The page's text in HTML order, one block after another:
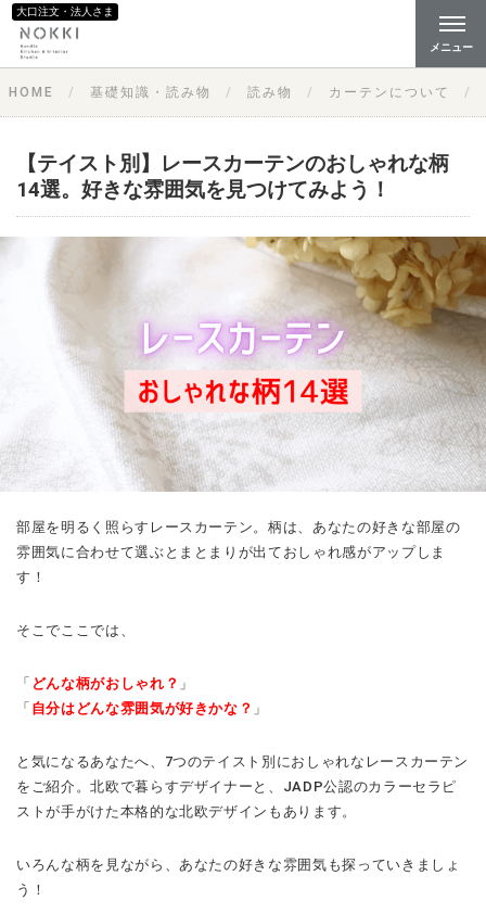
大口注文・法人さま
メニュー
HOME 基礎知識・読み物 読み物 カーテンについて
【テイスト別】レースカーテンのおしゃれな柄
14選。好きな雰囲気を見つけてみよう！
部屋を明るく照らすレースカーテン。柄は、あなたの好きな部屋の
雰囲気に合わせて選ぶとまとまりが出ておしゃれ感がアップしま
す！
そこでここでは、
「 どんな柄がおしゃれ？ 」
「 自分はどんな雰囲気が好きかな？ 」
と気になるあなたへ、7つのテイスト別におしゃれなレースカーテン
をご紹介。北欧で暮らすデザイナーと、JADP公認のカラーセラピ
ストが手がけた本格的な北欧デザインもあります。
いろんな柄を見ながら、あなたの好きな雰囲気も探っていきましょ
う！